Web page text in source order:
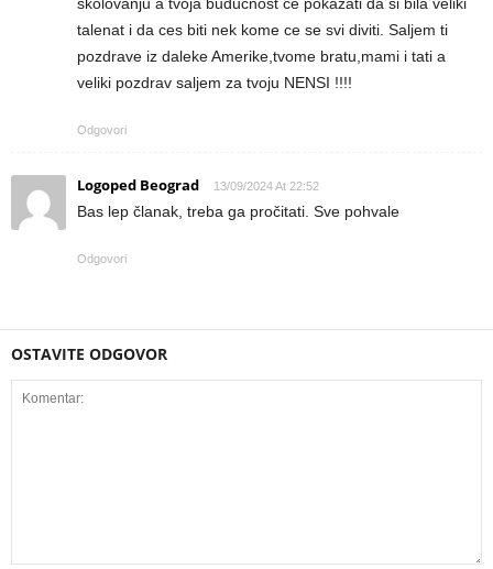
talenat i da ces biti nek kome ce se svi diviti. Saljem ti
pozdrave iz daleke Amerike,tvome bratu,mami i tati a
veliki pozdrav saljem za tvoju NENSI !!!!
Odgovori
Logoped Beograd 13/09/2024 At 22:52
Bas lep članak, treba ga pročitati. Sve pohvale
Odgovori
OSTAVITE ODGOVOR